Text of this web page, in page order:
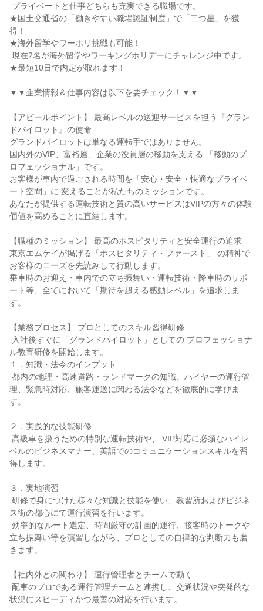
★国土交通省の「働きやすい職場認証制度」で「二つ星」を獲
得！
★海外留学やワーホリ挑戦も可能！
★最短10日で内定が取れます！
▼▼企業情報＆仕事内容は以下を要チェック！▼▼
【アピールポイント】 最高レベルの送迎サービスを担う『グラン
ドパイロット』の使命
グランドパイロットは単なる運転手ではありません。
国内外のVIP、富裕層、企業の役員層の移動を支える 「移動のプ
ロフェッショナル」です。
お客様が車内で過ごされる時間を「安心・安全・快適なプライベ
ート空間」に 変えることが私たちのミッションです。
あなたが提供する運転技術と質の高いサービスはVIPの方々の体験
価値を高めることに直結します。
【職種のミッション】 最高のホスピタリティと安全運行の追求
東京エムケイが掲げる「ホスピタリティ・ファースト」 の精神で
お客様のニーズを先読みして行動します。
乗車時のお迎え・車内での立ち振舞い・運転技術・降車時のサポ
ート等、全てにおいて「期待を超える感動レベル」を追求しま
す。
【業務プロセス】 プロとしてのスキル習得研修
ル教育研修を開始します。
１．知識・法令のインプット
理、緊急時対応、旅客運送に関わる法令などを徹底的に学びま
す。
２．実践的な技能研修
ベルのビジネスマナー、英語でのコミュニケーションスキルを習
得します。
３．実地演習
ス街の都心にて運行演習を行います。
立ち振舞い等を演習しながら、プロとしての自律的な判断力も磨
きます。
【社内外との関わり】 運行管理者とチームで動く
状況にスピーディかつ最善の対応を行います。